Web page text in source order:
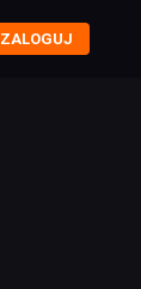

ZALOGUJ